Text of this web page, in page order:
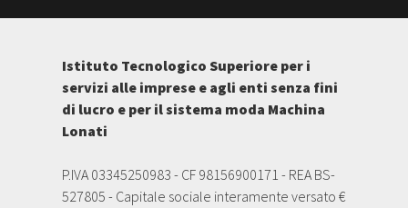
Istituto Tecnologico Superiore per i
servizi alle imprese e agli enti senza fini
di lucro e per il sistema moda Machina
Lonati
P.IVA 03345250983 - CF 98156900171 - REA BS-
527805 - Capitale sociale interamente versato €